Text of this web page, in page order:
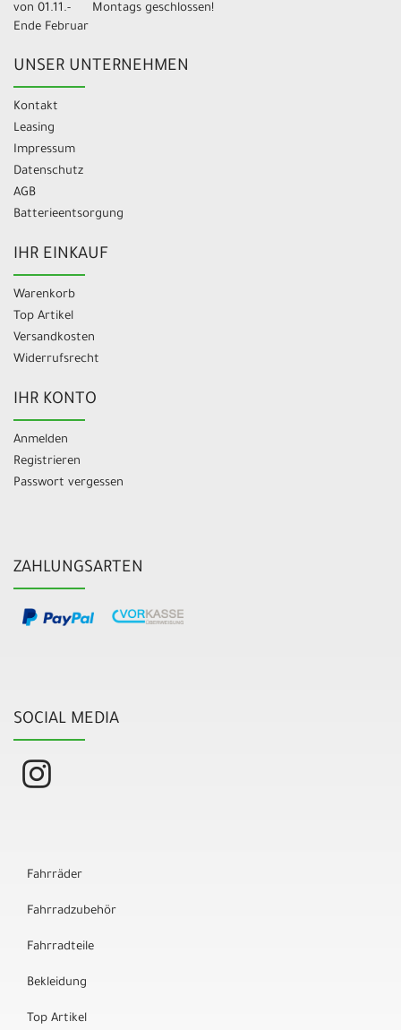
von 01.11.-
Ende Februar
Montags geschlossen!
UNSER UNTERNEHMEN
Kontakt
Leasing
Impressum
Datenschutz
AGB
Batterieentsorgung
IHR EINKAUF
Warenkorb
Top Artikel
Versandkosten
Widerrufsrecht
IHR KONTO
Anmelden
Registrieren
Passwort vergessen
ZAHLUNGSARTEN
SOCIAL MEDIA
Fahrräder
Fahrradzubehör
Fahrradteile
Bekleidung
Top Artikel